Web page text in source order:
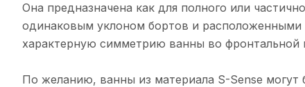
Она предназначена как для полного или
одинаковым уклоном бортов и
характерную симметрию ванны во фронтальной
По желанию, ванны из материала S-Sense